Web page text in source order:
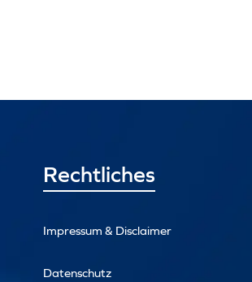
Rechtliches
Impressum & Disclaimer
Datenschutz